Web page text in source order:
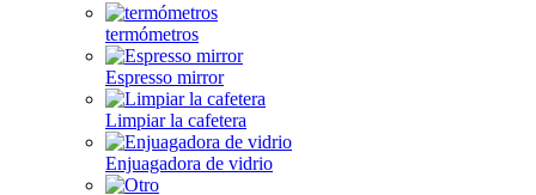
termómetros
Espresso mirror
Limpiar la cafetera
Enjuagadora de vidrio